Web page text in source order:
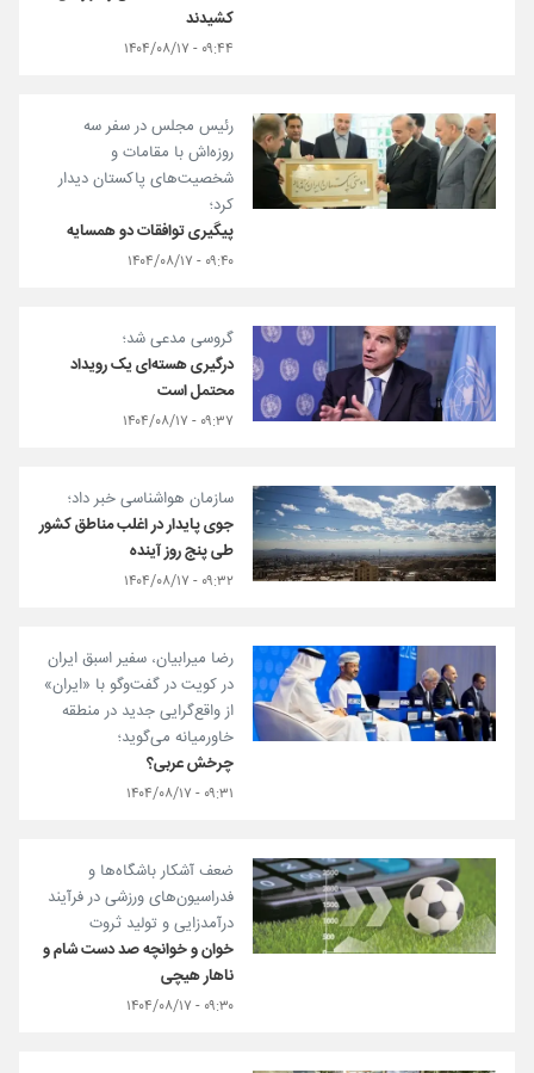
کشیدند
۰۹:۴۴ - ۱۴۰۴/۰۸/۱۷
رئیس مجلس در سفر سه
روزه‌اش با مقامات و
شخصیت‌های پاکستان دیدار
کرد؛
پیگیری توافقات دو همسایه
۰۹:۴۰ - ۱۴۰۴/۰۸/۱۷
گروسی مدعی شد؛
درگیری هسته‌ای یک رویداد
محتمل است
۰۹:۳۷ - ۱۴۰۴/۰۸/۱۷
سازمان هواشناسی خبر داد؛
جوی پایدار در اغلب مناطق کشور
طی پنج روز آینده
۰۹:۳۲ - ۱۴۰۴/۰۸/۱۷
رضا میرابیان، سفیر اسبق ایران
در کویت در گفت‌و‌گو با «ایران»
از واقع‌گرایی جدید در منطقه
خاورمیانه می‌گوید؛
چرخش عربی؟
۰۹:۳۱ - ۱۴۰۴/۰۸/۱۷
ضعف آشکار باشگاه‌ها و
فدراسیون‌های ورزشی در فرآیند
درآمدزایی و تولید ثروت
خوان و خوانچه صد دست شام و
ناهار هیچی
۰۹:۳۰ - ۱۴۰۴/۰۸/۱۷